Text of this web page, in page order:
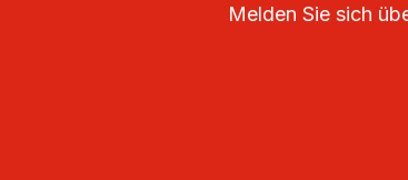
Melden Sie sich